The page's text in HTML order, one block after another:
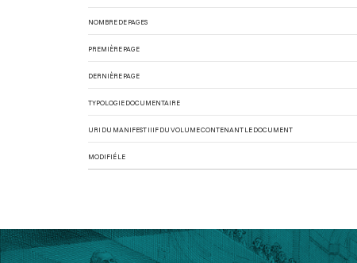
NOMBRE DE PAGES
PREMIÈRE PAGE
DERNIÈRE PAGE
TYPOLOGIE DOCUMENTAIRE
URI DU MANIFEST IIIF DU VOLUME CONTENANT LE DOCUMENT
MODIFIÉ LE